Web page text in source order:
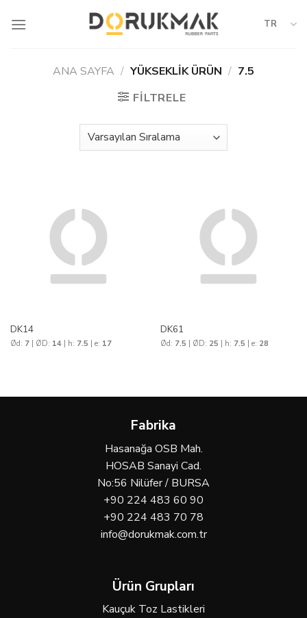
TR
ANA SAYFA / YÜKSEKLIK ÜRÜN / 7.5
FILTRELE
DK14
Ød: 7| ØD: 14| h: 7.5 | e: 17
DK61
Ød: 7.5 | ØD: 25 | h: 7.5 | e: 28
Fabrika
Hasanağa OSB Mah.
HOSAB Sanayi Cad.
No:56 Nilüfer / BURSA
+90 224 483 60 90
+90 224 483 70 78
info@dorukmak.com.tr
Ürün Grupları
Kauçuk Toz Lastikleri